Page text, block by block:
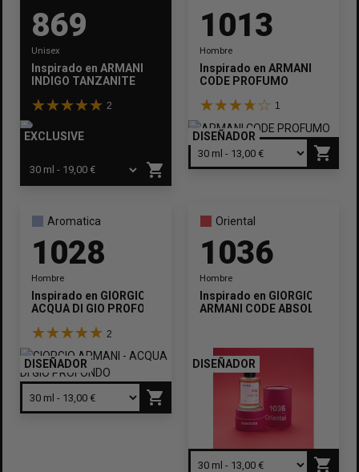
869
Unisex
Inspirado en ARMANI
INDIGO TANZANITE
2
EXCLUSIVE
shopping_cart
1013
Hombre
Inspirado en ARMANI
CODE PROFUMO
1
DISEÑADOR
shopping_cart
Aromatica
1028
Hombre
Inspirado en GIORGIO ARMANI
ACQUA DI GIO PROFONDO
2
DISEÑADOR
shopping_cart
Oriental
1036
Hombre
Inspirado en GIORGIO
ARMANI CODE ABSOLU
DISEÑADOR
shopping_cart